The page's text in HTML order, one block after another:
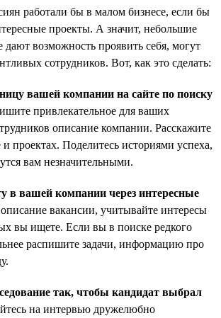
работали бы в малом бизнесе, если бы
проекты. А значит, небольшие
возможность проявить себя, могут
сотрудников. Вот, как это сделать:
вашей компании на сайте по поиску
привлекательное для ваших
описание компании. Расскажите
и проектах. Поделитесь историями успеха,
вам незначительными.
в вашей компании через интересные
вакансии, учитывайте интересы
вы ищете. Если вы в поиске редкого
распишите задачи, информацию про
так, чтобы кандидат выбрал
на интервью дружелюбно